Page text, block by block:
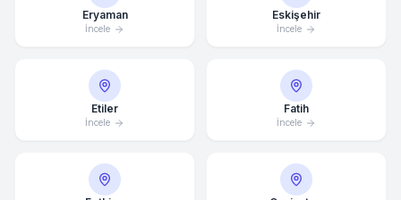
Eryaman
İncele
Eskişehir
İncele
Etiler
İncele
Fatih
İncele
Ortalama Yanıt Süresi: 15 Dakika